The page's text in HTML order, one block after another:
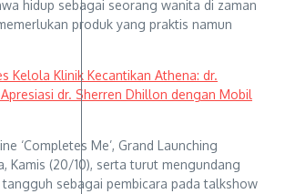
hidup sebagai seorang wanita di zaman
produk yang praktis namun
Kelola Klinik Kecantikan Athena: dr.
Apresiasi dr. Sherren Dhillon dengan Mobil
‘Completes Me’, Grand Launching
Kamis (20/10), serta turut mengundang
sebagai pembicara pada talkshow